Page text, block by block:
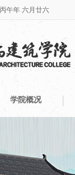
午年 六月廿六
学院概况 |